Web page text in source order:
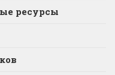
ресурсы